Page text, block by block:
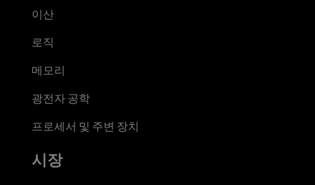
이산
로직
메모리
광전자 공학
프로세서 및 주변 장치
시장